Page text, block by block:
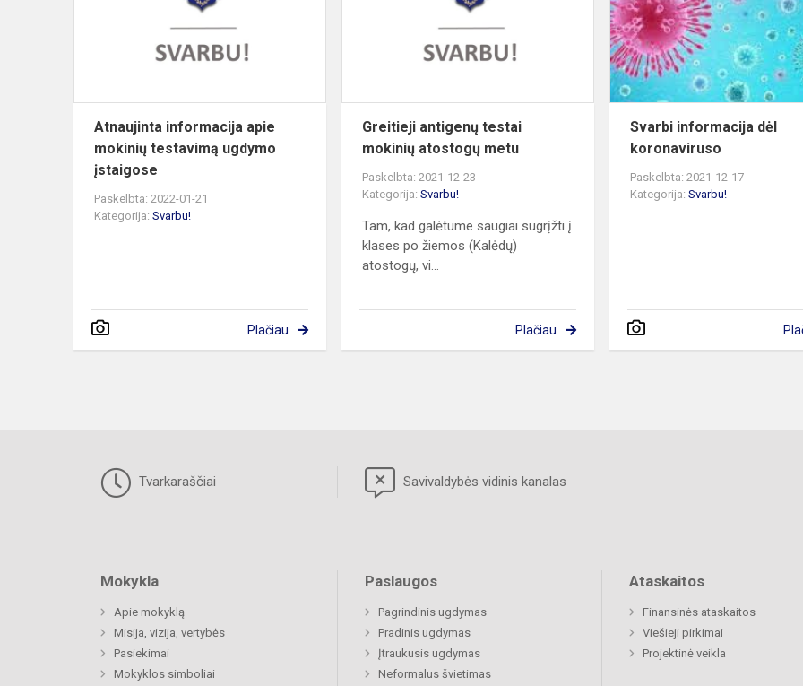
Atnaujinta informacija apie
mokinių testavimą ugdymo
įstaigose
Paskelbta: 2022-01-21
Kategorija: Svarbu!
Plačiau
mokinių
atostogų
metu
Greitieji antigenų testai
mokinių atostogų metu
Paskelbta: 2021-12-23
Kategorija:Svarbu!
Tam, kad galėtume saugiai sugrįžti į
klases po žiemos (Kalėdų)
atostogų, vi...
Plačiau
Svarbi informacija dėl
koronaviruso
Paskelbta: 2021-12-17
Kategorija:Svarbu!
Tvarkaraščiai Savivaldybės vidinis kanalas
Mokykla
Apie mokyklą
Misija, vizija, vertybės
Pasiekimai
Mokyklos simboliai
Paslaugos
Pagrindinis ugdymas
Pradinis ugdymas
Įtraukusis ugdymas
Neformalus švietimas
Ataskaitos
Finansinės ataskaitos
Viešieji pirkimai
Projektinė veikla